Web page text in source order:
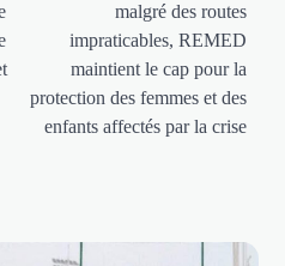
malgré des routes
impraticables, REMED
maintient le cap pour la
protection des femmes et des
enfants affectés par la crise